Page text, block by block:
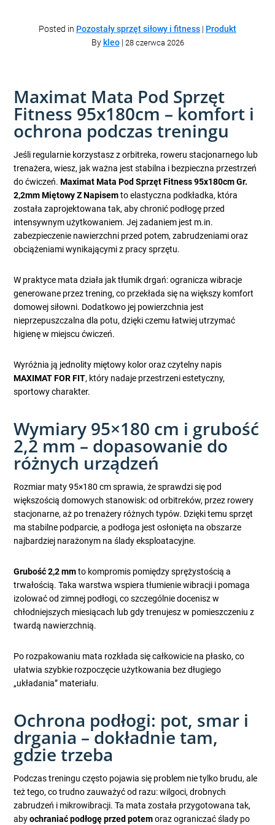
Posted in Pozostały sprzęt siłowy i fitness | Produkt
By kleo| 28 czerwca 2026
Maximat Mata Pod Sprzęt
Fitness 95x180cm – komfort i
ochrona podczas treningu
Jeśli regularnie korzystasz z orbitreka, roweru stacjonarnego lub
trenażera, wiesz, jak ważna jest stabilna i bezpieczna przestrzeń
do ćwiczeń.Maximat Mata Pod Sprzęt Fitness 95x180cm Gr.
2,2mm Miętowy Z Napisemto elastyczna podkładka, która
została zaprojektowana tak, aby chronić podłogę przed
intensywnym użytkowaniem. Jej zadaniem jest m.in.
zabezpieczenie nawierzchni przed potem, zabrudzeniami oraz
obciążeniami wynikającymi z pracy sprzętu.
W praktyce mata działa jak tłumik drgań: ogranicza wibracje
generowane przez trening, co przekłada się na większy komfort
domowej siłowni. Dodatkowo jej powierzchnia jest
nieprzepuszczalna dla potu, dzięki czemu łatwiej utrzymać
higienę w miejscu ćwiczeń.
Wyróżnia ją jednolity miętowy kolor oraz czytelny napis
MAXIMAT FOR FIT, który nadaje przestrzeni estetyczny,
sportowy charakter.
Wymiary 95×180 cm i grubość
2,2 mm – dopasowanie do
różnych urządzeń
Rozmiar maty 95×180 cm sprawia, że sprawdzi się pod
większością domowych stanowisk: od orbitreków, przez rowery
stacjonarne, aż po trenażery różnych typów. Dzięki temu sprzęt
ma stabilne podparcie, a podłoga jest osłonięta na obszarze
najbardziej narażonym na ślady eksploatacyjne.
Grubość 2,2 mmto kompromis pomiędzy sprężystością a
trwałością. Taka warstwa wspiera tłumienie wibracji i pomaga
izolować od zimnej podłogi, co szczególnie docenisz w
chłodniejszych miesiącach lub gdy trenujesz w pomieszczeniu z
twardą nawierzchnią.
Po rozpakowaniu mata rozkłada się całkowicie na płasko, co
ułatwia szybkie rozpoczęcie użytkowania bez długiego
„układania” materiału.
Ochrona podłogi: pot, smar i
drgania – dokładnie tam,
gdzie trzeba
Podczas treningu często pojawia się problem nie tylko brudu, ale
też tego, co trudno zauważyć od razu: wilgoci, drobnych
zabrudzeń i mikrowibracji. Ta mata została przygotowana tak,
abyochraniać podłogę przed potemoraz ograniczać ślady po